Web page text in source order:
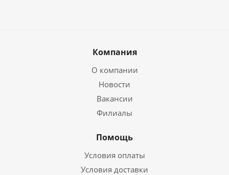
Компания
О компании
Новости
Вакансии
Филиалы
Помощь
Условия оплаты
Условия доставки